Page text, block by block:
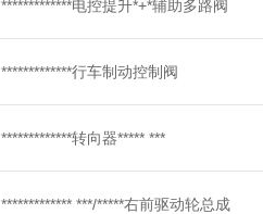
*************电控提升*+*辅助多路阀
*************行车制动控制阀
*************转向器***** ***
************* ***/*****右前驱动轮总成